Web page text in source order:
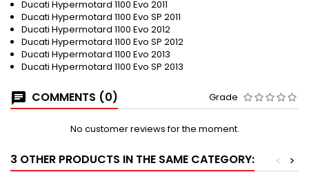
Ducati Hypermotard 1100 Evo 2011
Ducati Hypermotard 1100 Evo SP 2011
Ducati Hypermotard 1100 Evo 2012
Ducati Hypermotard 1100 Evo SP 2012
Ducati Hypermotard 1100 Evo 2013
Ducati Hypermotard 1100 Evo SP 2013
COMMENTS (0) Grade
No customer reviews for the moment.
3 OTHER PRODUCTS IN THE SAME CATEGORY: >
<